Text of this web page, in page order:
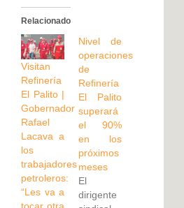
Relacionado
Visitan
Refinería
El Palito |
Gobernador
Rafael
Lacava a
los
trabajadores
petroleros:
“Les va a
tocar otra
Nivel de
operaciones
de
Refinería
El Palito
superará
el 90%
en los
próximos
meses
El
dirigente